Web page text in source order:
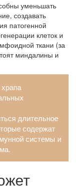
уменьшать
создавать
патогенной
клеток и
ткани (за
миндалины и
длительное
содержат
системы и